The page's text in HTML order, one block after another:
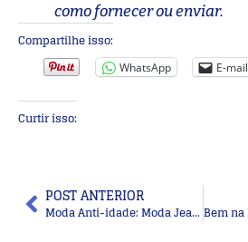
como fornecer ou enviar.
Compartilhe isso:
WhatsApp E-mail
Curtir isso:
POST ANTERIOR
Moda Anti-idade: Moda Jeans no Inverno – 15 Dicas